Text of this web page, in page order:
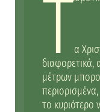
Τα
μέτρων
το κυριότερο